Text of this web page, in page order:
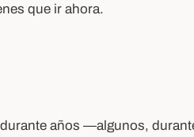
que ir ahora.
años —algunos,